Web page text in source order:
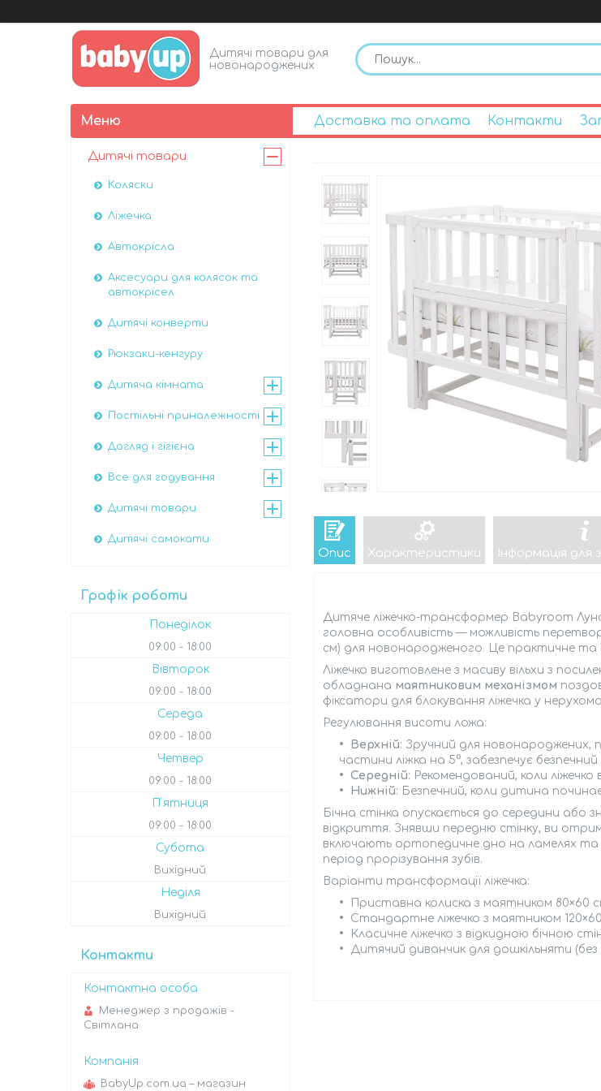
Дитячі товари для
новонароджених
Доставка та оплата Контакти
Опис Характеристики Інформація для
Дитяче ліжечко-трансформер Babyroom
головна особливість — можливість
см) для новонародженого. Це практичне та
Ліжечко виготовлене з масиву вільхи з
обладнана маятниковим механізмом
фіксатори для блокування ліжечка у
Регулювання висоти ложа:
Верхній: Зручний для новонароджених,
частини ліжка на 5°, забезпечує
Середній: Рекомендований, коли
Нижній: Безпечний, коли дитина
Бічна стінка опускається до середини або
відкриття. Знявши передню стінку, ви
включають ортопедичне дно на ламелях та
період прорізування зубів.
Варіанти трансформації ліжечка:
Приставна колиска з маятником 80×60
Стандартне ліжечко з маятником
Класичне ліжечко з відкидною бічною
Дитячий диванчик для дошкільняти
Дитячі товари
Коляски
Ліжечка
Автокрісла
Аксесуари для колясок та
автокрісел
Дитячі конверти
Рюкзаки-кенгуру
Дитяча кімната
Постільні приналежності
Догляд і гігієна
Все для годування
Дитячі товари
Дитячі самокати
Графік роботи
Понеділок
09:00 18:00
Вівторок
09:00 18:00
Середа
09:00 18:00
Четвер
09:00 18:00
Пʼятниця
09:00 18:00
Субота
Вихідний
Неділя
Вихідний
Контакти
Менеджер з продажів -
Світлана
BabyUp.com.ua – магазин